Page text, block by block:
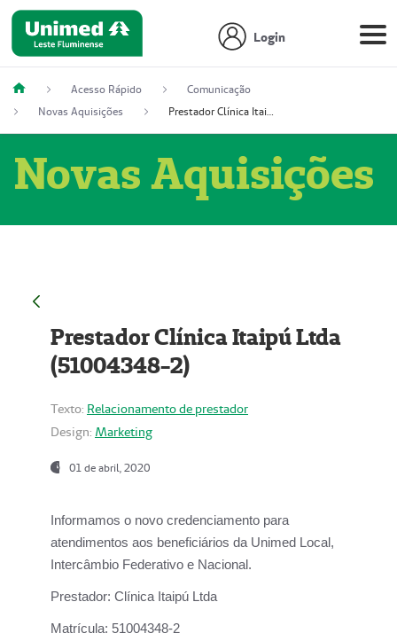
Login
Acesso Rápido
Comunicação
Novas Aquisições
Prestador Clínica Itaipú Ltda (51004348-2)
Novas Aquisições
Prestador Clínica Itaipú Ltda
(51004348-2)
Texto: Relacionamento de prestador
Design: Marketing
01 de abril, 2020
Informamos o novo credenciamento para
atendimentos aos beneficiários da Unimed Local,
Intercâmbio Federativo e Nacional.
Prestador: Clínica Itaipú Ltda
Matrícula: 51004348-2